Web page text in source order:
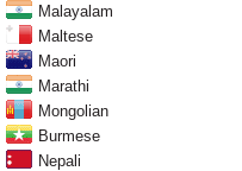
Malayalam
Maltese
Maori
Marathi
Mongolian
Burmese
Nepali